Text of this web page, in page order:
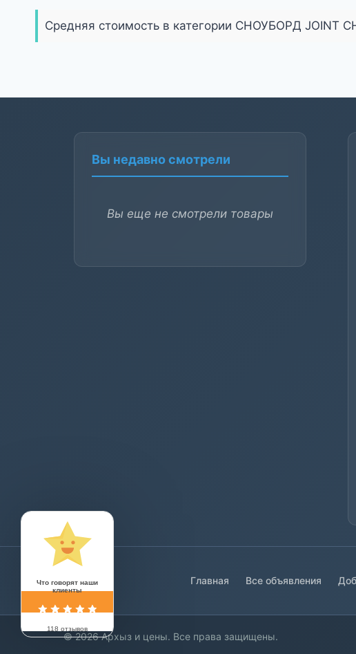
Средняя стоимость в категории СНОУБОРД JOINT
Вы недавно смотрели
Вы еще не смотрели товары
Главная Все объявления
© 2026 Архыз и цены. Все права защищены.
Что говорят наши
клиенты
118 отзывов